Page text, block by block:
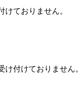
ておりません。
付けておりません。